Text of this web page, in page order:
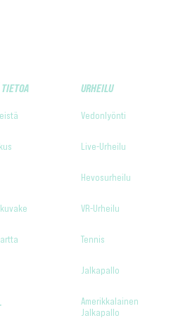
URHEILU
Vedonlyönti
Live-Urheilu
Hevosurheilu
VR-Urheilu
Tennis
Jalkapallo
Amerikkalainen
Jalkapallo